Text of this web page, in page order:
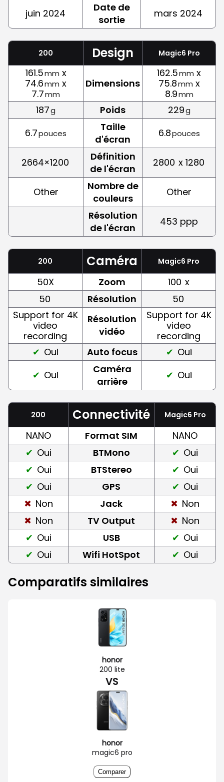
juin 2024
Date de
sortie
mars 2024
200 Design Magic6 Pro
161.5mm x
74.6mm x
7.7mm
Dimensions
162.5mm x
75.8mm x
8.9mm
187g Poids 229g
6.7pouces
Taille
d'écran
6.8pouces
2664×1200
Définition
de l'écran
2800 x 1280
Other
Nombre de
couleurs
Other
Résolution
de l'écran
453 ppp
200 Caméra Magic6 Pro
50X Zoom 100 x
50
Résolution
50
Support for 4K
video
recording
Résolution
vidéo
Support for 4K
video
recording
Oui
Auto focus
Oui
Oui
Caméra
arrière
Oui
200 Connectivité Magic6 Pro
NANO Format SIM
NANO
Oui
BTMono
Oui
Oui
BTStereo
Oui
Oui
GPS
Oui
Non
Jack
Non
Non
TV Output
Non
Oui
USB
Oui
Oui
Wifi HotSpot Oui
Comparatifs similaires
honor
200 lite
VS
honor
magic6 pro
Comparer